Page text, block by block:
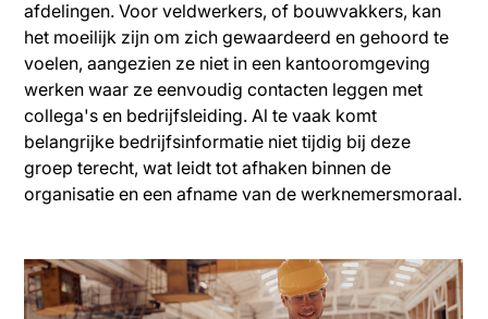
afdelingen. Voor veldwerkers, of bouwvakkers, kan
het moeilijk zijn om zich gewaardeerd en gehoord te
voelen, aangezien ze niet in een kantooromgeving
werken waar ze eenvoudig contacten leggen met
collega's en bedrijfsleiding. Al te vaak komt
belangrijke bedrijfsinformatie niet tijdig bij deze
groep terecht, wat leidt tot afhaken binnen de
organisatie en een afname van de werknemersmoraal.